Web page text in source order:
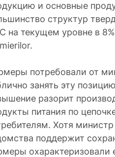
и основные
структур
на текущем уровне в
потребовали от
занять эту
разорит
питания по
Хотя
поддержит
охарактеризовали